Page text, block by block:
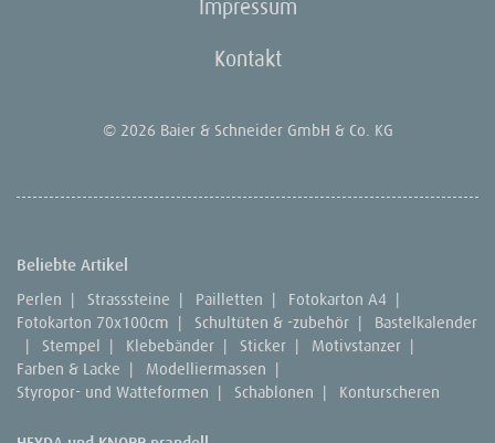
Impressum
Kontakt
© 2026 Baier & Schneider GmbH & Co. KG
Beliebte Artikel
Perlen | Strasssteine | Pailletten | Fotokarton A4 |
Fotokarton 70x100cm | Schultüten & -zubehör |
Bastelkalender
|
Stempel | Klebebänder | Sticker | Motivstanzer |
Farben & Lacke | Modelliermassen |
Styropor- und Watteformen | Schablonen | Konturscheren